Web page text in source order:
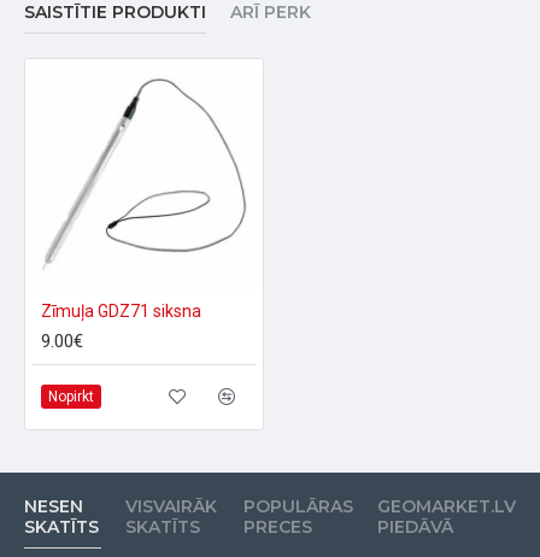
SAISTĪTIE PRODUKTI ARĪ PERK
Zīmuļa GDZ71 siksna
9.00€
Nopirkt
NESEN
SKATĪTS
VISVAIRĀK
SKATĪTS
POPULĀRAS
PRECES
GEOMARKET.LV
PIEDĀVĀ